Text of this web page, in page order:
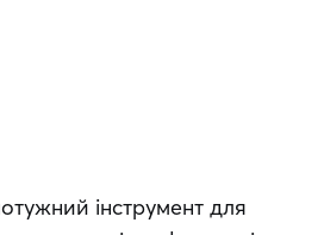
інструмент для